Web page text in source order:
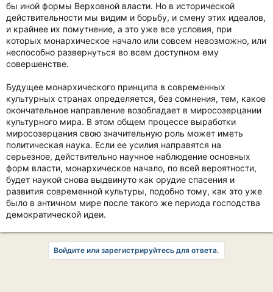
бы иной формы Верховной власти. Но в исторической
действительности мы видим и борьбу, и смену этих идеалов,
и крайнее их помутнение, а это уже все условия, при
которых монархическое начало или совсем невозможно, или
неспособно развернуться во всем доступном ему
совершенстве.
Будущее монархического принципа в современных
культурных странах определяется, без сомнения, тем, какое
окончательное направление возобладает в миросозерцании
культурного мира. В этом общем процессе выработки
миросозерцания свою значительную роль может иметь
политическая наука. Если ее усилия направятся на
серьезное, действительно научное наблюдение основных
форм власти, монархическое начало, по всей вероятности,
будет наукой снова выдвинуто как орудие спасения и
развития современной культуры, подобно тому, как это уже
было в античном мире после такого же периода господства
демократической идеи.
Войдите или зарегистрируйтесь для ответа.